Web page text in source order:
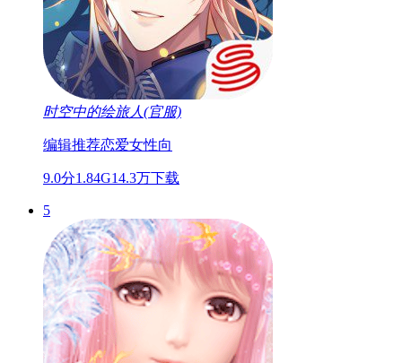
时空中的绘旅人(官服)
编辑推荐恋爱女性向
9.0分1.84G14.3万下载
5